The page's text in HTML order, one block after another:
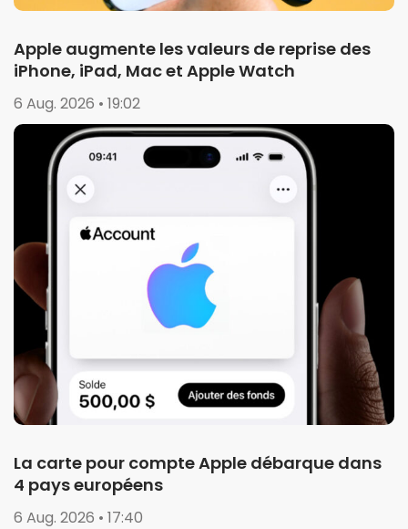
Apple augmente les valeurs de reprise des
iPhone, iPad, Mac et Apple Watch
6 Aug. 2026 • 19:02
La carte pour compte Apple débarque dans
4 pays européens
6 Aug. 2026 • 17:40